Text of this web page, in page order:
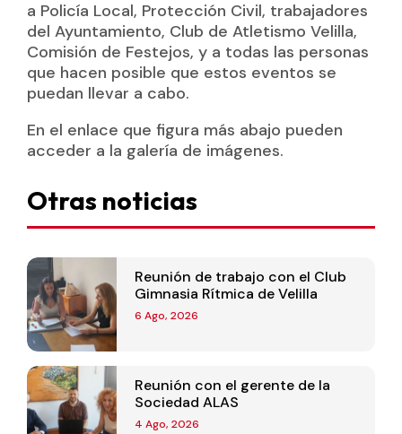
a Policía Local, Protección Civil, trabajadores
del Ayuntamiento, Club de Atletismo Velilla,
Comisión de Festejos, y a todas las personas
que hacen posible que estos eventos se
puedan llevar a cabo.
En el enlace que figura más abajo pueden
acceder a la galería de imágenes.
Otras noticias
Reunión de trabajo con el Club
Gimnasia Rítmica de Velilla
6 Ago, 2026
Reunión con el gerente de la
Sociedad ALAS
4 Ago, 2026